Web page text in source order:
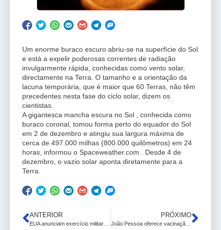
Um enorme buraco escuro abriu-se na superfície do Sol
e está a expelir poderosas correntes de radiação
invulgarmente rápida, conhecidas como vento solar,
directamente na Terra. O tamanho e a orientação da
lacuna temporária, que é maior que 60 Terras, não têm
precedentes nesta fase do ciclo solar, dizem os
cientistas.
A gigantesca mancha escura no Sol , conhecida como
buraco coronal, tomou forma perto do equador do Sol
em 2 de dezembro e atingiu sua largura máxima de
cerca de 497.000 milhas (800.000 quilômetros) em 24
horas, informou o Spaceweather.com . Desde 4 de
dezembro, o vazio solar aponta diretamente para a
Terra.
ANTERIOR PRÓXIMO
João Pessoa oferece vacinação contra Covid-19 em pontos móveis neste sábado (9)